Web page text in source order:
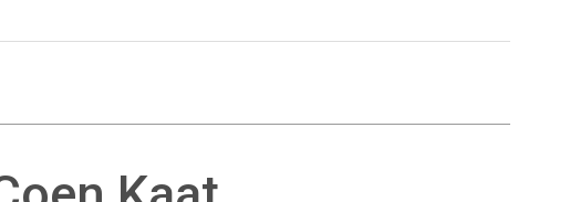
DAB+ Professional AV & Digital